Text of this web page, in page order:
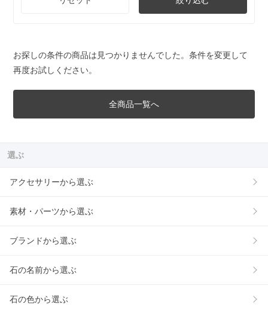
お探しの条件の商品は見つかりませんでした。条件を変更して
再度お試しください。
全商品一覧へ
選ぶ
アクセサリーから選ぶ
素材・パーツから選ぶ
ブランドから選ぶ
石の名前から選ぶ
石の色から選ぶ